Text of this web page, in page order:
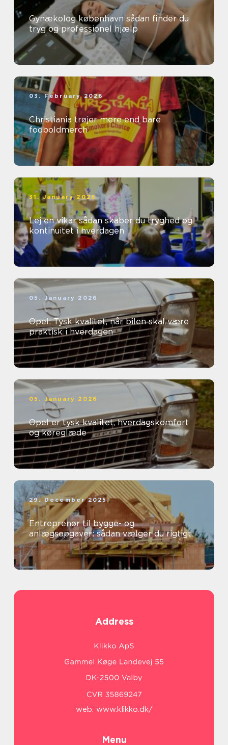
Gynækolog københavn sådan finder du
tryg og professionel hjælp
03. February 2026
Christiania trøjer mere end bare
fodboldmerch
31. January 2026
Lej en vikar sådan skaber du tryghed og
kontinuitet i hverdagen
05. January 2026
Opel: Tysk kvalitet, når bilen skal være
praktisk i hverdagen
05. January 2026
Opel er tysk kvalitet, hverdagskomfort
og køreglæde
29. December 2025
Entreprenør til bygge- og
anlægsopgaver: sådan vælger du rigtigt
Address
web: www.klikko.dk/
Menu